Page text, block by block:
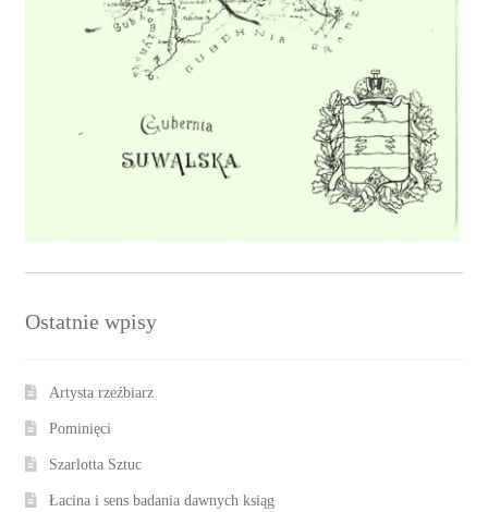
Ostatnie wpisy
Artysta rzeźbiarz
Pominięci
Szarlotta Sztuc
Łacina i sens badania dawnych ksiąg